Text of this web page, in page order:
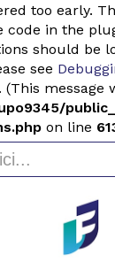
too early.
code in the
should be
see
message
on line